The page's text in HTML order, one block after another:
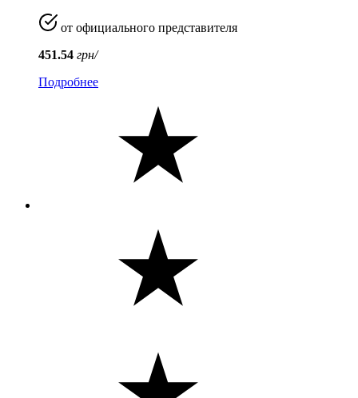
от официального представителя
451.54 грн/
Подробнее